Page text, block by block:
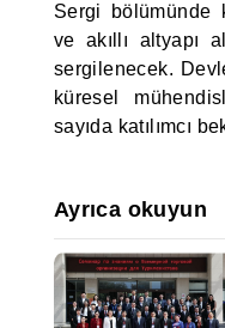
Sergi bölümünde
ve akıllı altyapı
sergilenecek.
küresel
sayıda katılımcı
Ayrıca okuyun